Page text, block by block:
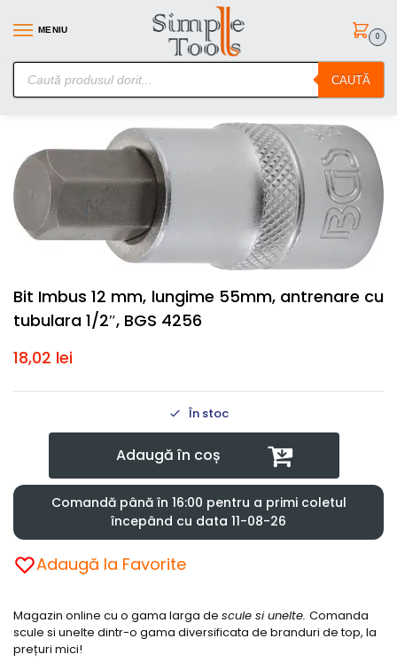
MENIU
CAUTĂ
0
SimpleTools.ro – Gasesti orice – Comanzi simplu
Prima pagină
Scule de mana Chei Tubulare cu Biti Bit Imbus 12 mm, lungime 55mm, antrenare cu tubulara 1/2″, BGS 4256
Bit Imbus 12 mm, lungime 55mm, antrenare cu
tubulara 1/2″, BGS 4256
18,02 lei
În stoc
Adaugă în coș
Comandă până în 16:00 pentru a primi coletul
începând cu data 11-08-26
Adaugă la Favorite
Magazin online cu o gama larga de scule si unelte. Comanda
scule si unelte dintr-o gama diversificata de branduri de top, la
prețuri mici!